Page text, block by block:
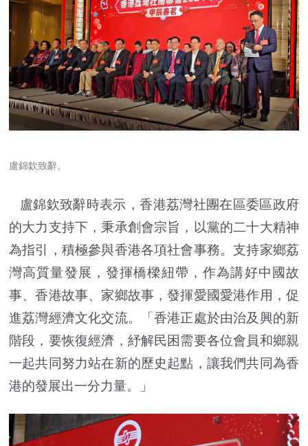
盧錦欽致辭。
盧錦欽致辭時表示，香港荔灣社團在區委區政府
的大力支持下，秉承創會宗旨，以黨的二十大精神
為指引，積極參與香港各項社會事務。支持家鄉荔
灣高質量發展，發揮橋樑紐帶，作為講好中國故
事、香港故事、家鄉故事，發揮愛國愛港作用，促
進荔灣經濟文化交流。「香港正處於由治及興的新
階段，要恢復經濟，紓解民困需要各位會員和鄉親
一起共同努力站在新的歷史起點，讓我們共同為香
港的發展出一分力量。」